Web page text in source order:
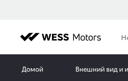
Домой Внешний вид и